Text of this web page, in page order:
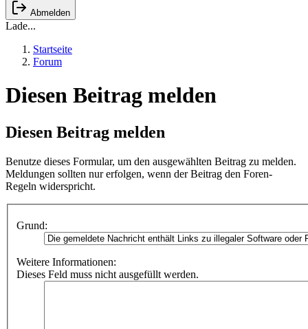
Abmelden
Lade...
Startseite
Forum
Diesen Beitrag melden
Diesen Beitrag melden
Benutze dieses Formular, um den ausgewählten Beitrag zu melden.
Meldungen sollten nur erfolgen, wenn der Beitrag den Foren-
Regeln widerspricht.
Grund:
Weitere Informationen:
Dieses Feld muss nicht ausgefüllt werden.